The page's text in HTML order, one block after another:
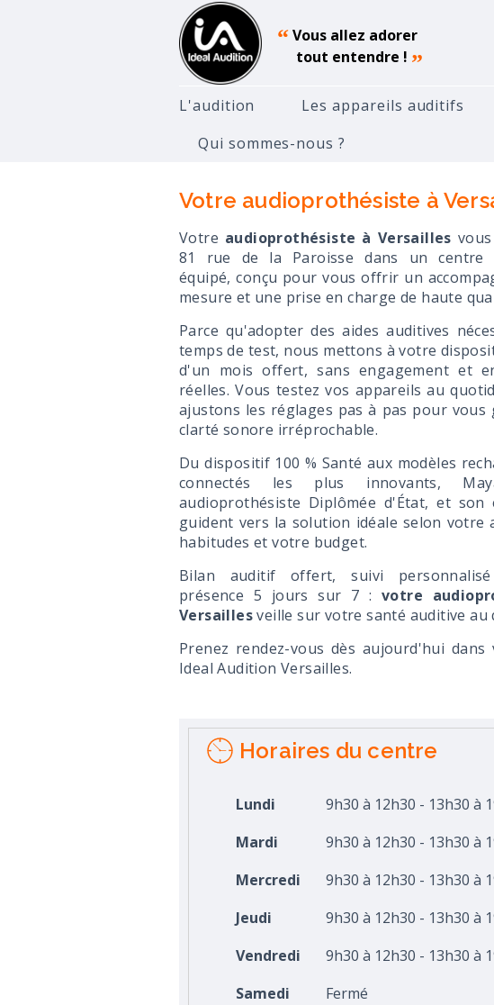
“Vous allez adorer
tout entendre ! ”
L'audition Les appareils auditifs
Qui sommes-nous ?
Accueil Audioprothésiste
Votre audioprothésiste à
Votre audioprothésiste à Versailles
81 rue de la Paroisse dans un centre
équipé, conçu pour vous offrir un
mesure et une prise en charge de haute
Parce qu'adopter des aides auditives
temps de test, nous mettons à votre
d'un mois offert, sans engagement et
réelles. Vous testez vos appareils au
ajustons les réglages pas à pas pour vous
clarté sonore irréprochable.
Du dispositif 100 % Santé aux modèles
connectés les plus innovants,
audioprothésiste Diplômée d'État, et son
guident vers la solution idéale selon votre
habitudes et votre budget.
Bilan auditif offert, suivi
présence 5 jours sur 7 :votre
Versaillesveille sur votre santé auditive au
Prenez rendez-vous dès aujourd'hui dans
Ideal Audition Versailles.
Horaires du centre
Lundi
9h30 à 12h30 - 13h30 à
Mardi
9h30 à 12h30 - 13h30 à
Mercredi
9h30 à 12h30 - 13h30 à
Jeudi
9h30 à 12h30 - 13h30 à
Vendredi
9h30 à 12h30 - 13h30 à
Samedi
Fermé